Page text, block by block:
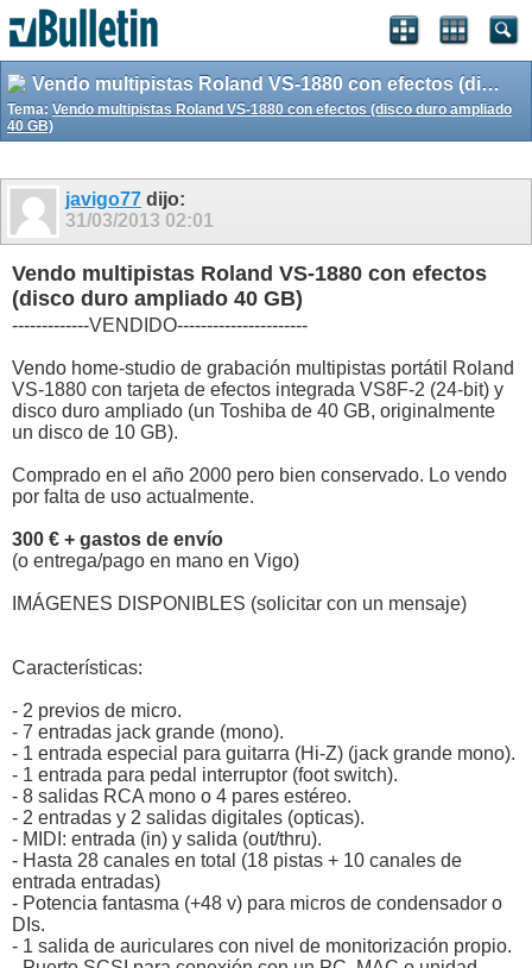
Vendo multipistas Roland VS-1880 con efectos (disco duro ampliado 40 GB)
Tema: Vendo multipistas Roland VS-1880 con efectos (disco duro ampliado
40 GB)
javigo77 dijo:
31/03/2013 02:01
Vendo multipistas Roland VS-1880 con efectos
(disco duro ampliado 40 GB)
-------------VENDIDO----------------------
Vendo home-studio de grabación multipistas portátil Roland
VS-1880 con tarjeta de efectos integrada VS8F-2 (24-bit) y
disco duro ampliado (un Toshiba de 40 GB, originalmente
un disco de 10 GB).
Comprado en el año 2000 pero bien conservado. Lo vendo
por falta de uso actualmente.
300 € + gastos de envío
(o entrega/pago en mano en Vigo)
IMÁGENES DISPONIBLES (solicitar con un mensaje)
Características:
- 2 previos de micro.
- 7 entradas jack grande (mono).
- 1 entrada especial para guitarra (Hi-Z) (jack grande mono).
- 1 entrada para pedal interruptor (foot switch).
- 8 salidas RCA mono o 4 pares estéreo.
- 2 entradas y 2 salidas digitales (opticas).
- MIDI: entrada (in) y salida (out/thru).
- Hasta 28 canales en total (18 pistas + 10 canales de
entrada entradas)
- Potencia fantasma (+48 v) para micros de condensador o
DIs.
- 1 salida de auriculares con nivel de monitorización propio.